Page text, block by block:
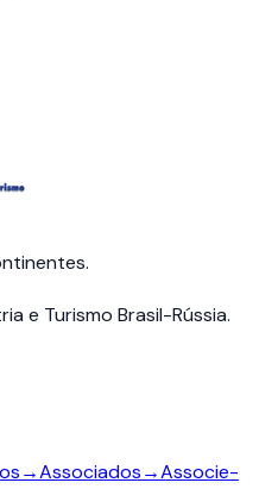
e Turismo Brasil-Rússia.
→Associados→Associe-